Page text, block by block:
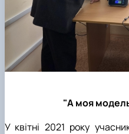
"А моя
У квітні 2021 року